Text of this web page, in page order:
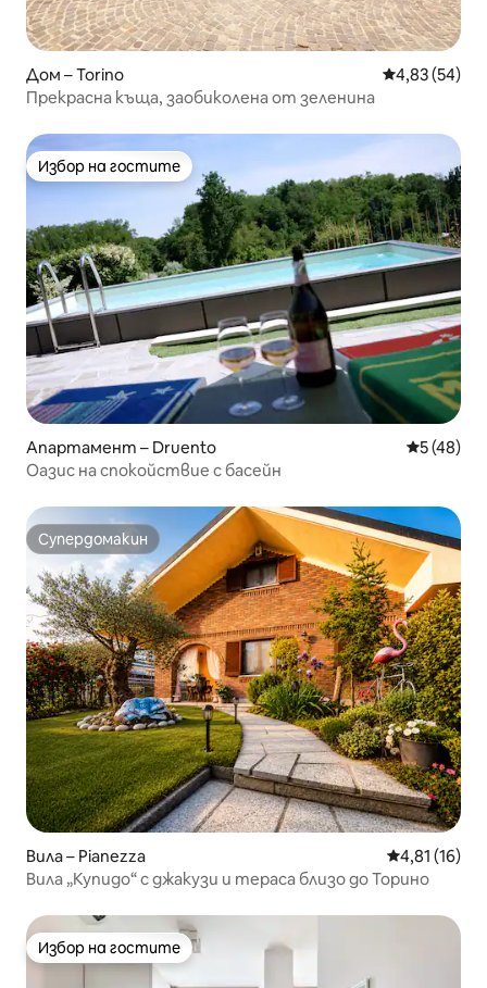
Дом – Torino Средна
4,83 (54)
Прекрасна къща, заобиколена от зеленина
Избор на гостите
Избор на гостите
Апартамент – Druento Средна
5 (48)
Оазис на спокойствие с басейн
Супердомакин
Супердомакин
Вила – Pianezza Средна
4,81 (16)
Вила „Купидо“ с джакузи и тераса близо до Торино
Избор на гостите
Избор на гостите